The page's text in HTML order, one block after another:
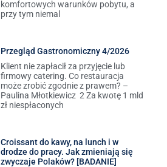
komfortowych warunków pobytu, a
przy tym niemal
Przegląd Gastronomiczny 4/2026
Klient nie zapłacił za przyjęcie lub
firmowy catering. Co restauracja
może zrobić zgodnie z prawem? –
Paulina Młotkiewicz 2 Za kwotę 1 mld
zł niespłaconych
Croissant do kawy, na lunch i w
drodze do pracy. Jak zmieniają się
zwyczaje Polaków? [BADANIE]